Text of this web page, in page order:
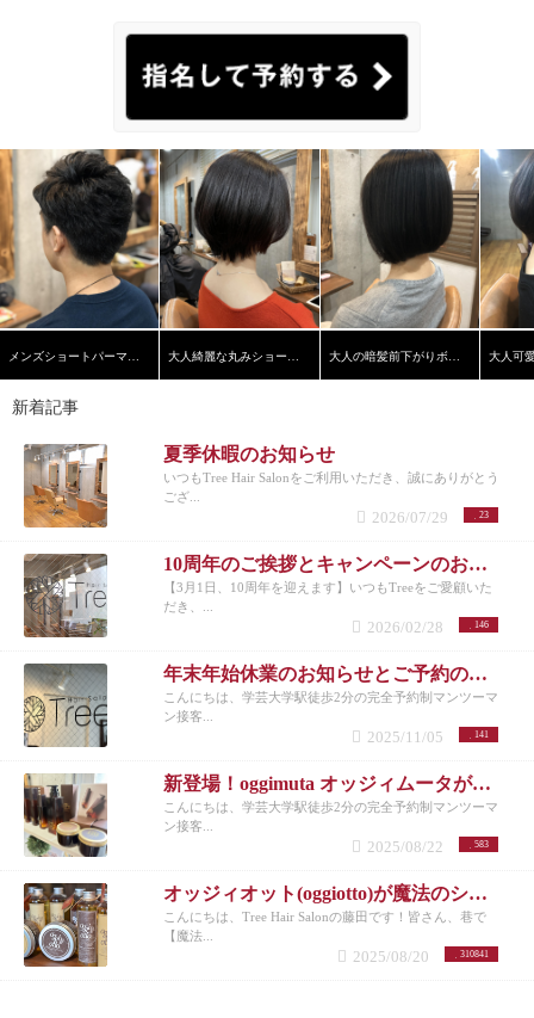
大人の暗髪前下がりボブ【学芸大学】【髪質改善】
新着記事
夏季休暇のお知らせ
いつもTree Hair Salonをご利用いただき、誠にありがとう
ござ...
23
2026/07/29
10周年のご挨拶とキャンペーンのお知らせ
【3月1日、10周年を迎えます】いつもTreeをご愛顧いた
だき、...
146
2026/02/28
年末年始休業のお知らせとご予約のお願い
こんにちは、学芸大学駅徒歩2分の完全予約制マンツーマ
ン接客...
141
2025/11/05
新登場！oggimuta オッジィムータが導くラグジュアリーな髪の未来
こんにちは、学芸大学駅徒歩2分の完全予約制マンツーマ
ン接客...
583
2025/08/22
オッジィオット(oggiotto)が魔法のシャンプーと呼ばれる理由！取扱店だからこそ分かる髪質改善力
こんにちは、Tree Hair Salonの藤田です！皆さん、巷で
【魔法...
310841
2025/08/20